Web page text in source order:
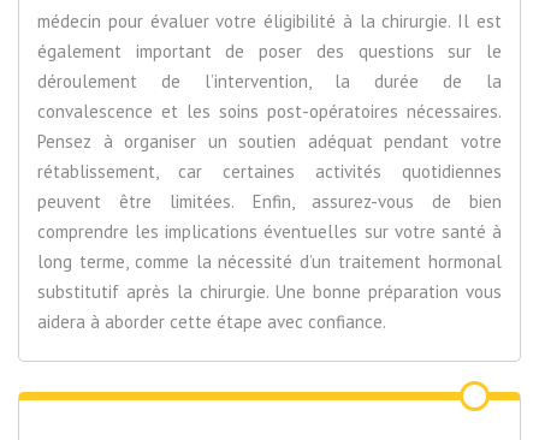
médecin pour évaluer votre éligibilité à la chirurgie. Il est
également important de poser des questions sur le
déroulement de l’intervention, la durée de la
convalescence et les soins post-opératoires nécessaires.
Pensez à organiser un soutien adéquat pendant votre
rétablissement, car certaines activités quotidiennes
peuvent être limitées. Enfin, assurez-vous de bien
comprendre les implications éventuelles sur votre santé à
long terme, comme la nécessité d’un traitement hormonal
substitutif après la chirurgie. Une bonne préparation vous
aidera à aborder cette étape avec confiance.